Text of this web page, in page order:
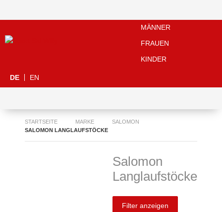
MÄNNER
FRAUEN
KINDER
DE EN
STARTSEITE MARKE
SALOMON
SALOMON LANGLAUFSTÖCKE
Salomon
Langlaufstöcke
Filter anzeigen